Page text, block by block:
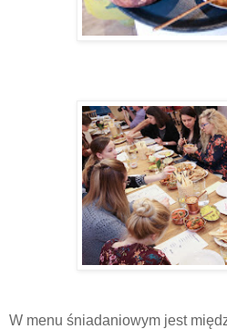
W menu śniadaniowym jest